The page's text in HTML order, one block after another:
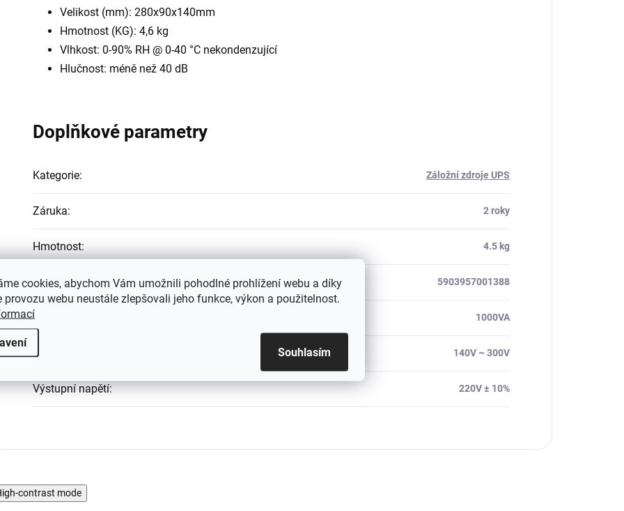
cookies, abychom Vám umožnili pohodlné prohlížení webu a díky
provozu webu neustále zlepšovali jeho funkce, výkon a použitelnost.
Souhlasím
Velikost (mm): 280x90x140mm
Hmotnost (KG): 4,6 kg
Vlhkost: 0-90% RH @ 0-40 °C nekondenzující
Hlučnost: méně než 40 dB
Doplňkové parametry
Kategorie: Záložní zdroje UPS
Záruka: 2 roky
Hmotnost: 4.5 kg
EAN: 5903957001388
Kapacita 1000VA
Vstupní napětí 140V ~ 300V
Výstupní napětí: 220V ± 10%
contrast mode